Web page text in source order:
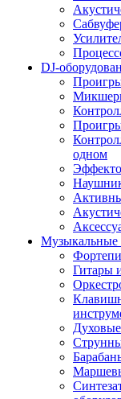
DJ-
одном
Музыкальные
Гитары